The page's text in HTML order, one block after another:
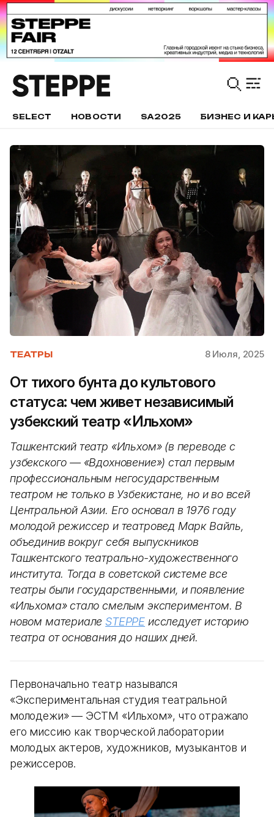
SELECT НОВОСТИ SA2025 БИЗНЕС И
ТЕАТРЫ 8 Июля, 2025
От тихого бунта до культового
статуса: чем живет независимый
узбекский театр «Ильхом»
Ташкентский театр «Ильхом» (в переводе с
узбекского — «Вдохновение») стал первым
профессиональным негосударственным
театром не только в Узбекистане, но и во всей
Центральной Азии. Его основал в 1976 году
молодой режиссер и театровед Марк Вайль,
объединив вокруг себя выпускников
Ташкентского театрально-художественного
института. Тогда в советской системе все
театры были государственными, и появление
«Ильхома» стало смелым экспериментом. В
новом материале STEPPE исследует историю
театра от основания до наших дней.
Первоначально театр назывался
«Экспериментальная студия театральной
молодежи» — ЭСТМ «Ильхом», что отражало
его миссию как творческой лаборатории
молодых актеров, художников, музыкантов и
режиссеров.